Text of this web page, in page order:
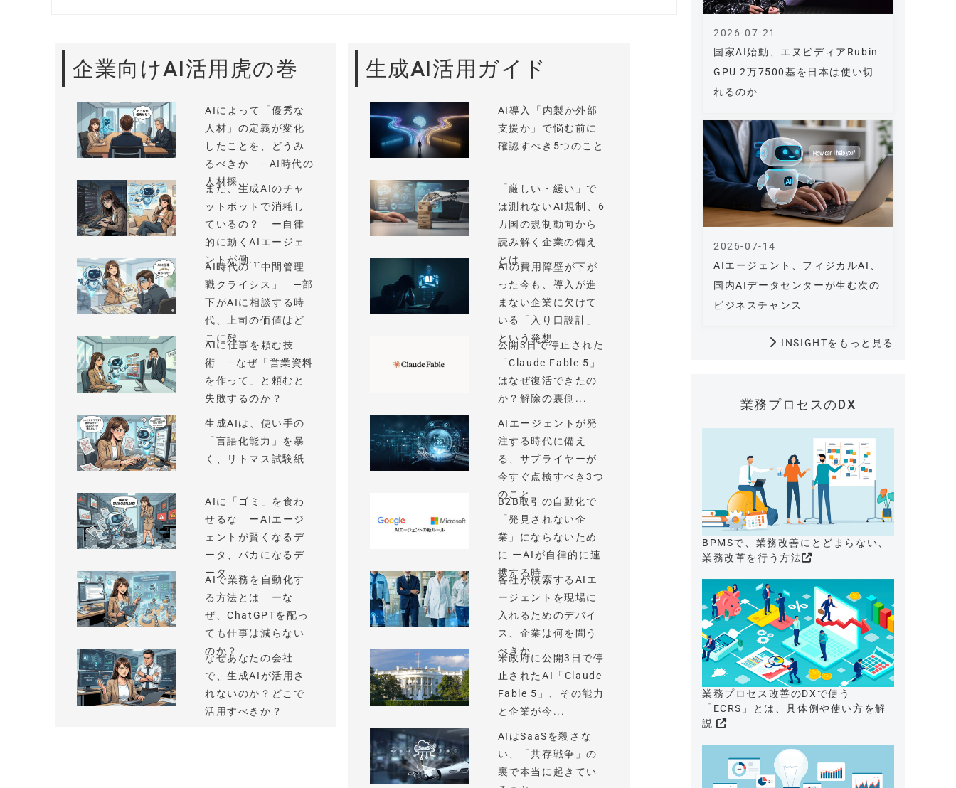
企業向けAI活用虎の巻
AIによって「優秀な
人材」の定義が変化
したことを、どうみ
るべきか —AI時代の
人材採...
まだ、生成AIのチャ
ットボットで消耗し
ているの？ ー自律
的に動くAIエージェ
ントが働...
AI時代の「中間管理
職クライシス」 —部
下がAIに相談する時
代、上司の価値はど
こに残...
AIに仕事を頼む技
術 —なぜ「営業資料
を作って」と頼むと
失敗するのか？
生成AIは、使い手の
「言語化能力」を暴
く、リトマス試験紙
AIに「ゴミ」を食わ
せるな ーAIエージ
ェントが賢くなるデ
ータ、バカになるデ
ータ
AIで業務を自動化す
る方法とは ーな
ぜ、ChatGPTを配っ
ても仕事は減らない
のか？
なぜあなたの会社
で、生成AIが活用さ
れないのか？どこで
活用すべきか？
生成AI活用ガイド
AI導入「内製か外部
支援か」で悩む前に
確認すべき5つのこと
「厳しい・緩い」で
は測れないAI規制、6
カ国の規制動向から
読み解く企業の備え
とは
AIの費用障壁が下が
った今も、導入が進
まない企業に欠けて
いる「入り口設計」
という発想
公開3日で停止された
「Claude Fable 5」
はなぜ復活できたの
か？解除の裏側...
AIエージェントが発
注する時代に備え
る、サプライヤーが
今すぐ点検すべき3つ
のこと
B2B取引の自動化で
「発見されない企
業」にならないため
に ーAIが自律的に連
携する時...
各社が模索するAIエ
ージェントを現場に
入れるためのデバイ
ス、企業は何を問う
べきか
米政府に公開3日で停
止されたAI「Claude
Fable 5」、その能力
と企業が今...
AIはSaaSを殺さな
い、「共存戦争」の
裏で本当に起きてい
国家AI始動、エヌビディアRubin
GPU 2万7500基を日本は使い切
れるのか
2026-07-21
AIエージェント、フィジカルAI、
国内AIデータセンターが生む次の
ビジネスチャンス
2026-07-14
INSIGHTをもっと見る
業務プロセスのDX
BPMSで、業務改善にとどまらない、
業務改革を行う方法
業務プロセス改善のDXで使う
「ECRS」とは、具体例や使い方を解
説